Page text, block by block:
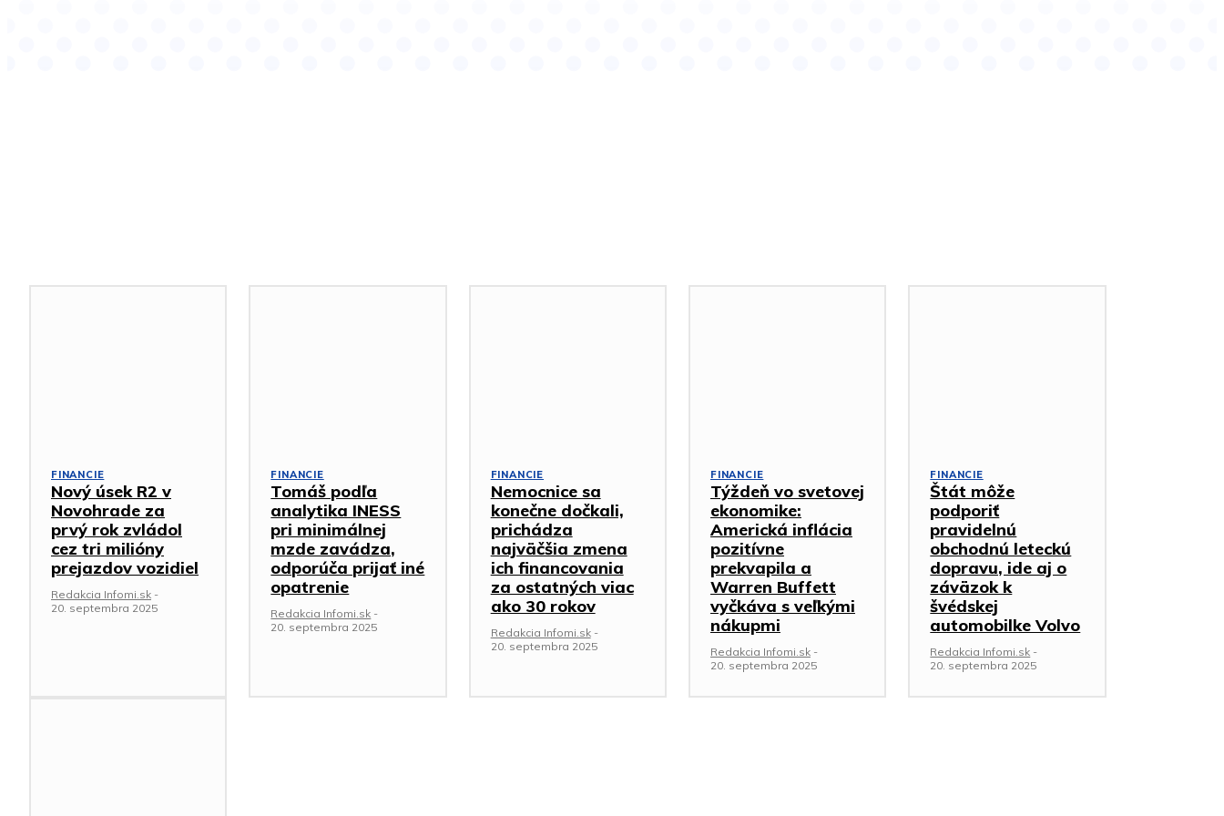
FINANCIE
Nový úsek R2 v
Novohrade za
prvý rok zvládol
cez tri milióny
prejazdov vozidiel
Redakcia Infomi.sk -
20. septembra 2025
FINANCIE
Tomáš podľa
analytika INESS
pri minimálnej
mzde zavádza,
odporúča prijať iné
opatrenie
Redakcia Infomi.sk -
20. septembra 2025
FINANCIE
Nemocnice sa
konečne dočkali,
prichádza
najväčšia zmena
ich financovania
za ostatných viac
ako 30 rokov
Redakcia Infomi.sk -
20. septembra 2025
FINANCIE
Týždeň vo svetovej
ekonomike:
Americká inflácia
pozitívne
prekvapila a
Warren Buffett
vyčkáva s veľkými
nákupmi
Redakcia Infomi.sk -
20. septembra 2025
FINANCIE
Štát môže
podporiť
pravidelnú
obchodnú leteckú
dopravu, ide aj o
záväzok k
švédskej
automobilke Volvo
Redakcia Infomi.sk -
20. septembra 2025